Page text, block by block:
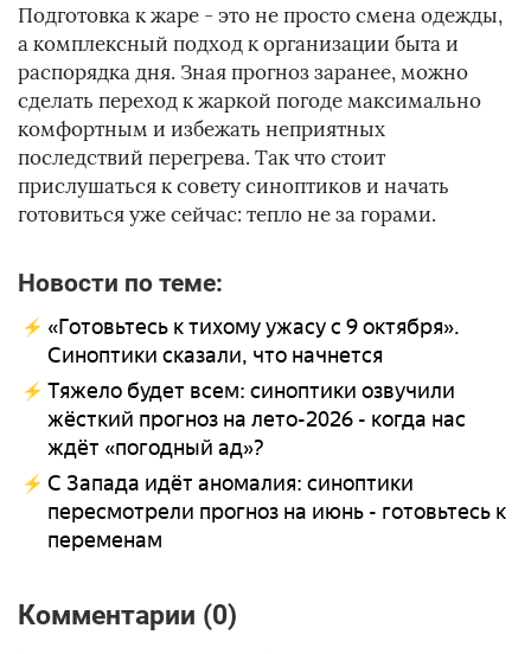
Подготовка к жаре - это не просто смена одежды,
а комплексный подход к организации быта и
распорядка дня. Зная прогноз заранее, можно
сделать переход к жаркой погоде максимально
комфортным и избежать неприятных
последствий перегрева. Так что стоит
прислушаться к совету синоптиков и начать
готовиться уже сейчас: тепло не за горами.
Новости по теме:
«Готовьтесь к тихому ужасу с 9 октября».
Синоптики сказали, что начнется
Тяжело будет всем: синоптики озвучили
жёсткий прогноз на лето-2026 - когда нас
ждёт «погодный ад»?
С Запада идёт аномалия: синоптики
пересмотрели прогноз на июнь - готовьтесь к
переменам
Комментарии (0)